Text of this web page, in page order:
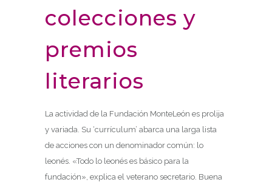
colecciones y
premios
literarios
La actividad de la Fundación MonteLeón es prolija
y variada. Su ‘currículum’ abarca una larga lista
de acciones con un denominador común: lo
leonés. «Todo lo leonés es básico para la
fundación», explica el veterano secretario. Buena